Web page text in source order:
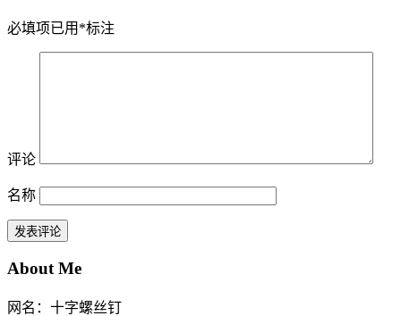
必填项已用 *标注
评论
名称
About Me
网名：十字螺丝钉